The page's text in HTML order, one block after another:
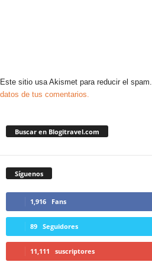
Este sitio usa Akismet para reducir el spam.
datos de tus comentarios.
Buscar en Blogitravel.com
Síguenos
1,916 Fans
89 Seguidores
11,111 suscriptores